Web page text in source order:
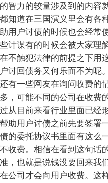
的智力的较量涉及到的内容
都知道在三国演义里会有各
助用户讨债的时候也会经常
些计谋有的时候会被大家理
在不触犯法律的前提之下用
户讨回债务又何乐而不为呢。
还有一些网友在询问收费的
多，可能不同的公司在收费
过从目前来看行业里面已经
帮助用户讨债之前先要签署
债的委托协议书里面有这么
不收费。相信在看到这句话
准，也就是说钱没要回来我
在公司才会向用户收费。这